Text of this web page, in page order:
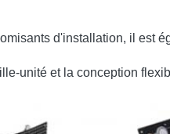
d'installation, il est
unité et la conception